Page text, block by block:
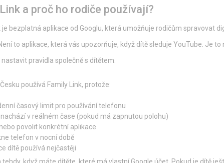
a proč ho rodiče používají?
je bezplatná aplikace od Googlu, která umožňuje rodičům spravovat
to aplikace, která vás upozorňuje, když dítě sleduje YouTube. Je
pravidla společně s dítětem.
používá Family Link, protože:
časový limit pro používání telefonu
v reálném čase (pokud má zapnutou polohu)
povolit konkrétní aplikace
telefon v nocní době
dítě používá nejčastěji
když máte dítěte, které má vlastní Google účet. Pokud je dítě